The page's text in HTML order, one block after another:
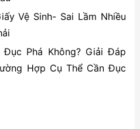
Vệ Sinh- Sai Lầm Nhiều
Phá Không? Giải Đáp
Hợp Cụ Thể Cần Đục